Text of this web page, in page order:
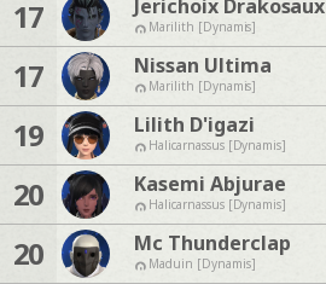
17 Jerichoix Drakosaux
Marilith [Dynamis]
17 Nissan Ultima
Marilith [Dynamis]
19 Lilith D'igazi
Halicarnassus [Dynamis]
20 Kasemi Abjurae
Halicarnassus [Dynamis]
20 Mc Thunderclap
Maduin [Dynamis]